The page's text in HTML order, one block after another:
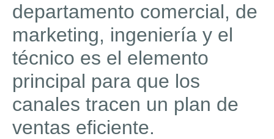
departamento comercial, de
marketing, ingeniería y el
técnico es el elemento
principal para que los
canales tracen un plan de
ventas eficiente.